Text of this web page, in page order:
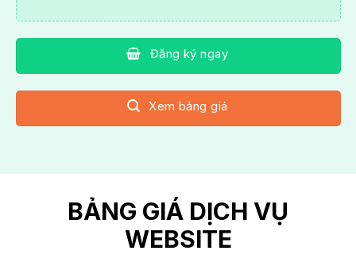
Đăng ký ngay
Xem bảng giá
BẢNG GIÁ DỊCH VỤ
WEBSITE